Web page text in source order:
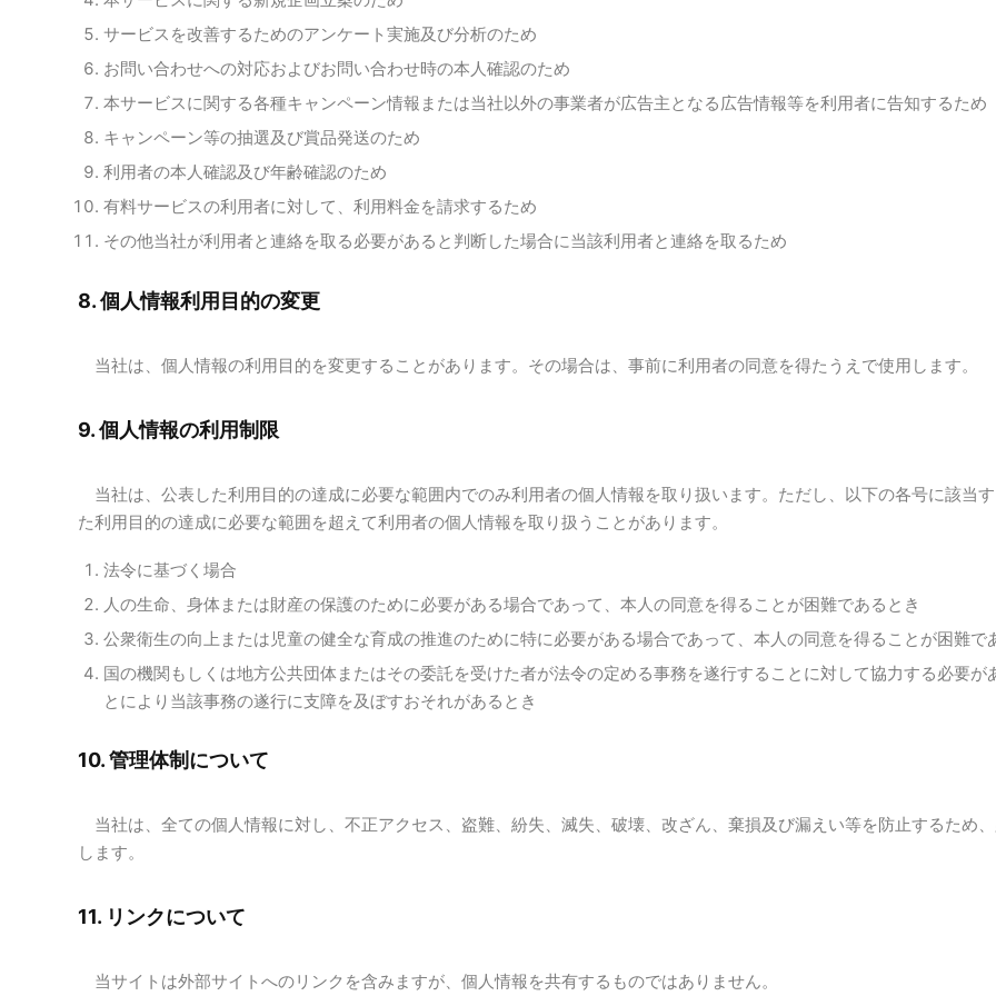
サービスを改善するためのアンケート実施及び分析のため
お問い合わせへの対応およびお問い合わせ時の本人確認のため
本サービスに関する各種キャンペーン情報または当社以外の事業者が広告主となる広告情報等を利用者に告知するため
キャンペーン等の抽選及び賞品発送のため
利用者の本人確認及び年齢確認のため
有料サービスの利用者に対して、利用料金を請求するため
その他当社が利用者と連絡を取る必要があると判断した場合に当該利用者と連絡を取るため
8. 個人情報利用目的の変更
当社は、個人情報の利用目的を変更することがあります。その場合は、事前に利用者の同意を得たうえで使用します。
9. 個人情報の利用制限
当社は、公表した利用目的の達成に必要な範囲内でのみ利用者の個人情報を取り扱います。ただし、以下の各号に該当
た利用目的の達成に必要な範囲を超えて利用者の個人情報を取り扱うことがあります。
法令に基づく場合
人の生命、身体または財産の保護のために必要がある場合であって、本人の同意を得ることが困難であるとき
公衆衛生の向上または児童の健全な育成の推進のために特に必要がある場合であって、本人の同意を得ることが困難で
国の機関もしくは地方公共団体またはその委託を受けた者が法令の定める事務を遂行することに対して協力する必要が
とにより当該事務の遂行に支障を及ぼすおそれがあるとき
10. 管理体制について
当社は、全ての個人情報に対し、不正アクセス、盗難、紛失、滅失、破壊、改ざん、棄損及び漏えい等を防止するため
します。
11. リンクについて
当サイトは外部サイトへのリンクを含みますが、個人情報を共有するものではありません。